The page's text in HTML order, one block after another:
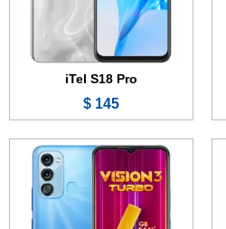
iTel S18 Pro
145 $
المعالج:Unisoc SC9863A
البطارية:5000 مللي أمبير - 18 واط
عرض الموصفات ←
الشاشة:6.3 بوصة - IPS LCD
الذاكرة الداخلية:
الرام: